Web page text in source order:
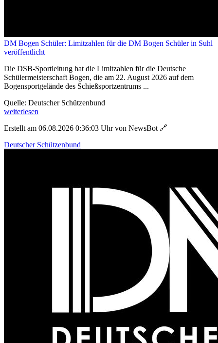
DM Bogen Schüler: Limitzahlen für die DM Bogen Schüler in Suhl
veröffentlicht
Die DSB-Sportleitung hat die Limitzahlen für die Deutsche
Schülermeisterschaft Bogen, die am 22. August 2026 auf dem
Bogensportgelände des Schießsportzentrums ...
Quelle: Deutscher Schützenbund
weiterlesen
Erstellt am 06.08.2026 0:36:03 Uhr von NewsBot 🔗
Deutscher Schützenbund